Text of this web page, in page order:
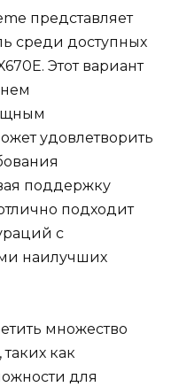
представляет
среди доступных
Этот вариант
удовлетворить
поддержку
подходит
с
наилучших
множество
как
для